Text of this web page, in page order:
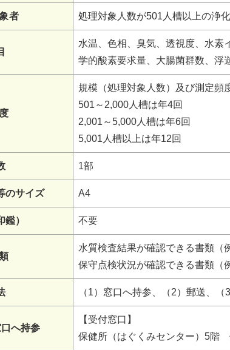
者 処理対象人数が501人槽以上の浄
水温、色相、臭気、透視度、水素
学的酸素要求量、大腸菌群数、浮
規模（処理対象人数）及び測定頻
501～2,000人槽は年4回
2,001～5,000人槽は年6回
5,001人槽以上は年12回
1部
のサイズ A4
鑑） 不要
水質検査結果が確認できる書類（
保守点検状況が確認できる書類（
（1）窓口へ持参、（2）郵送、
口へ持参
【受付窓口】
保健所（はぐくみセンター）5